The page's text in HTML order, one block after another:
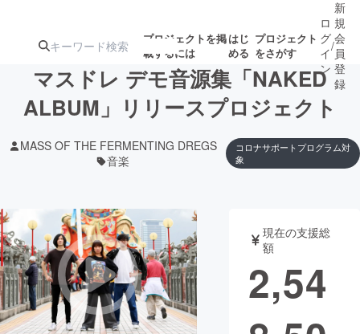
プロジェクトを掲
載するには
はじ
める
プロジェクト
をさがす
ジェクト
ターン
ジェクト
募集終了が近いプ
ロジェクト
もうすぐ公開
されます
アート・写真
テクノロジー・ガジェット
映像・映画 書籍・雑誌
ロ
グ
イ
ン
/
新
規
会
員
登
録
マスドレ デモ音源集「NAKED
ALBUM」リリースプロジェクト
MASS OF THE FERMENTING DREGS
音楽
コロナサポートプログラム対
象
現在の支援総
額
2,54